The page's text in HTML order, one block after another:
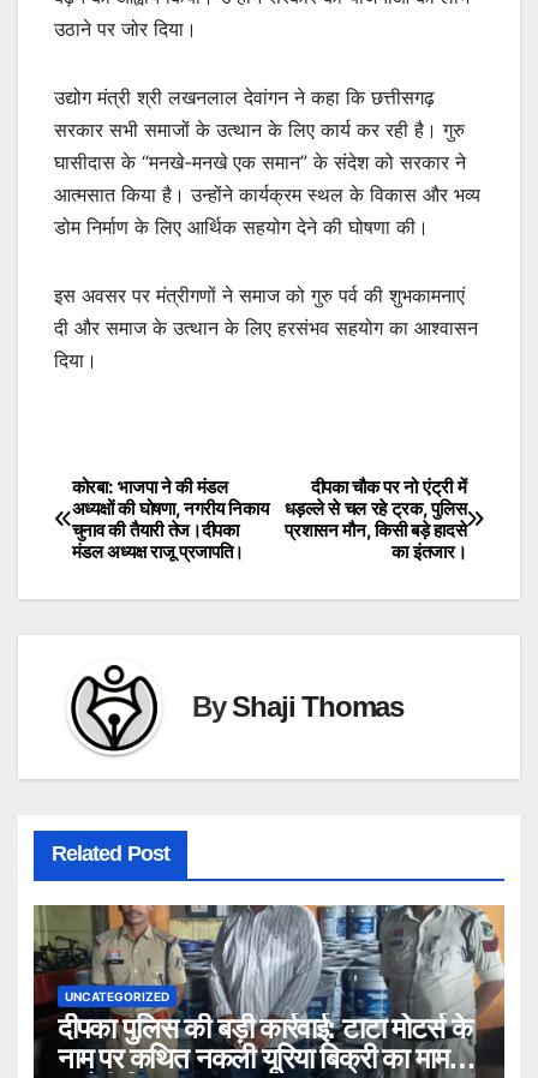
उठाने पर जोर दिया।
उद्योग मंत्री श्री लखनलाल देवांगन ने कहा कि छत्तीसगढ़
सरकार सभी समाजों के उत्थान के लिए कार्य कर रही है। गुरु
घासीदास के “मनखे-मनखे एक समान” के संदेश को सरकार ने
आत्मसात किया है। उन्होंने कार्यक्रम स्थल के विकास और भव्य
डोम निर्माण के लिए आर्थिक सहयोग देने की घोषणा की।
इस अवसर पर मंत्रीगणों ने समाज को गुरु पर्व की शुभकामनाएं
दी और समाज के उत्थान के लिए हरसंभव सहयोग का आश्वासन
दिया।
Post
navigation
दीपका चौक पर नो एंट्री में
धड़ल्ले से चल रहे ट्रक, पुलिस
प्रशासन मौन, किसी बड़े हादसे
का इंतजार।
कोरबा: भाजपा ने की मंडल
अध्यक्षों की घोषणा, नगरीय निकाय
चुनाव की तैयारी तेज।दीपका
मंडल अध्यक्ष राजू प्रजापति।
ByShaji Thomas
Related Post
UNCATEGORIZED
दीपका पुलिस की बड़ी कार्रवाई: टाटा मोटर्स के
नाम पर कथित नकली यूरिया बिक्री का मामला,